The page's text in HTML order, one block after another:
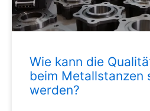
Wie kann die
beim Metallstanzen
werden?